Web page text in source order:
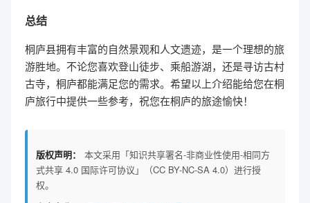
总结
桐庐县拥有丰富的自然景观和人文遗迹，是一个理想的旅
游胜地。不论您喜欢登山徒步、乘船游湖，还是寻访古村
古寺，桐庐都能满足您的需求。希望以上介绍能给您在桐
庐旅行中提供一些参考，祝您在桐庐的旅途愉快！
版权声明：
本文采用「知识共享署名-非商业性使用-相同方
式共享 4.0 国际许可协议」（CC BY-NC-SA 4.0）进行授
权。